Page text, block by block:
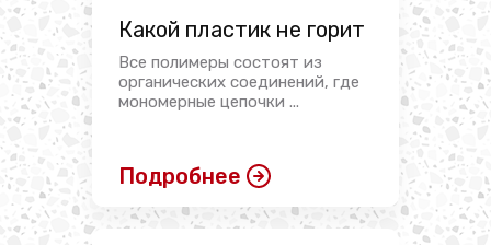
Какой пластик не горит
Все полимеры состоят из
органических соединений, где
мономерные цепочки ...
Подробнее